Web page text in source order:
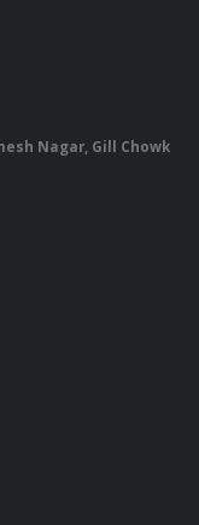
Nagar, Gill Chowk